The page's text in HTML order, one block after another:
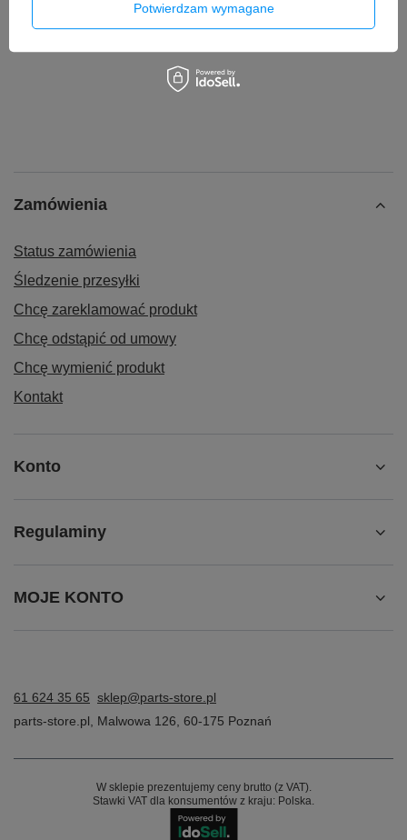
150,00 zł / szt.
Zamówienia
Status zamówienia
Śledzenie przesyłki
Chcę zareklamować produkt
Chcę odstąpić od umowy
Chcę wymienić produkt
Kontakt
Konto
Regulaminy
MOJE KONTO
61 624 35 65 sklep@parts-store.pl
parts-store.pl
Malwowa 126 60-175 Poznań
W sklepie prezentujemy ceny brutto (z VAT).
Stawki VAT dla konsumentów z kraju: Polska.
Potwierdzam wymagane